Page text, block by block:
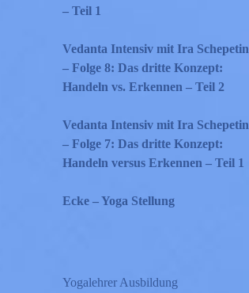
– Teil 1
Vedanta Intensiv mit Ira Schepetin
– Folge 8: Das dritte Konzept:
Handeln vs. Erkennen – Teil 2
Vedanta Intensiv mit Ira Schepetin
– Folge 7: Das dritte Konzept:
Handeln versus Erkennen – Teil 1
Ecke – Yoga Stellung
Yogalehrer Ausbildung